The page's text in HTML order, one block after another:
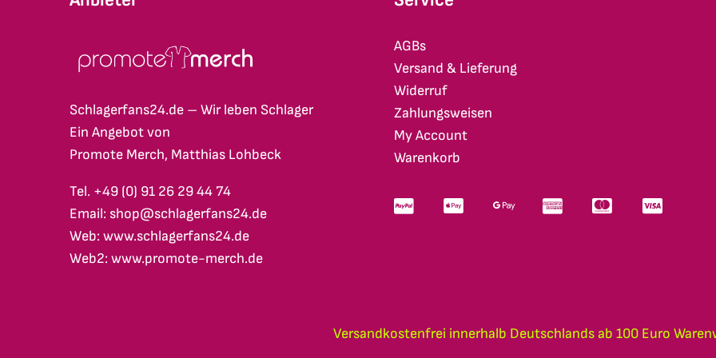
Schlagerfans24.de – Wir leben Schlager
Ein Angebot von
Promote Merch, Matthias Lohbeck
Tel. +49 (0) 91 26 29 44 74
Email: shop@schlagerfans24.de
Web: www.schlagerfans24.de
Web2: www.promote-merch.de
AGBs
Versand & Lieferung
Widerruf
Zahlungsweisen
My Account
Warenkorb
Versandkostenfrei innerhalb Deutschlands ab 100 Euro